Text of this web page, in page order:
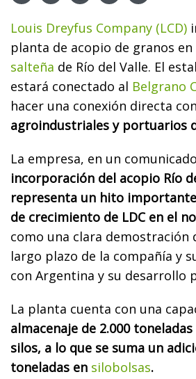
Louis Dreyfus Company (LCD)
planta de acopio de granos
salteña de Río del Valle. El
estará conectado al Belgrano
hacer una conexión directa
agroindustriales y portuarios
La empresa, en un
incorporación del acopio Río
representa un hito
de crecimiento de LDC en el
como una clara demostración
largo plazo de la compañía y
con Argentina y su desarrollo
La planta cuenta con una
almacenaje de 2.000
silos, a lo que se suma un
toneladas en silobolsas.